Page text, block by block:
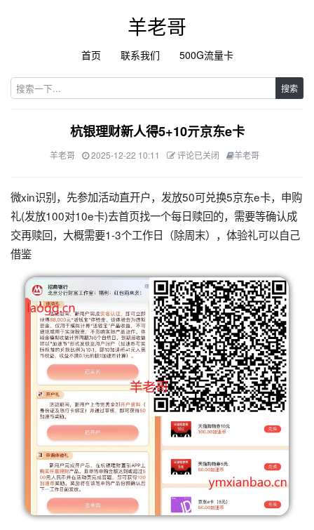
羊老哥
首页 联系我们 500G流量卡
搜索
杭银理财新人得5+10亓京东e卡
羊老哥 2025-12-22 10:11 评论已关闭 羊老哥
微xin识别，先参加活动直开户，发放50可兑换5京东e卡，申购
礼(发放100对10e卡)去首页找一个每日赎回的，需要等确认成
交再赎回，大概需要1-3个工作日（除周末），体验礼可以自己
借鉴